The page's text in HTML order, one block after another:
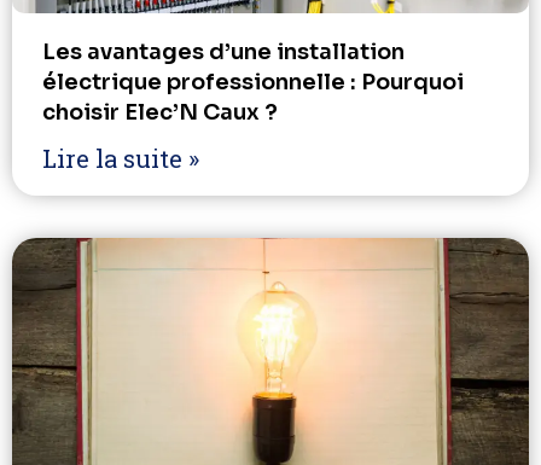
Les avantages d’une installation
électrique professionnelle : Pourquoi
choisir Elec’N Caux ?
Lire la suite »